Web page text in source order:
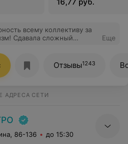
всему коллективу за
Сдавала сложный
объяснили,
и подготовке. В
своего дела, укол
— лучшие!
Еще
Отзывы1243
АДРЕСА СЕТИ
86-136 до 15:30